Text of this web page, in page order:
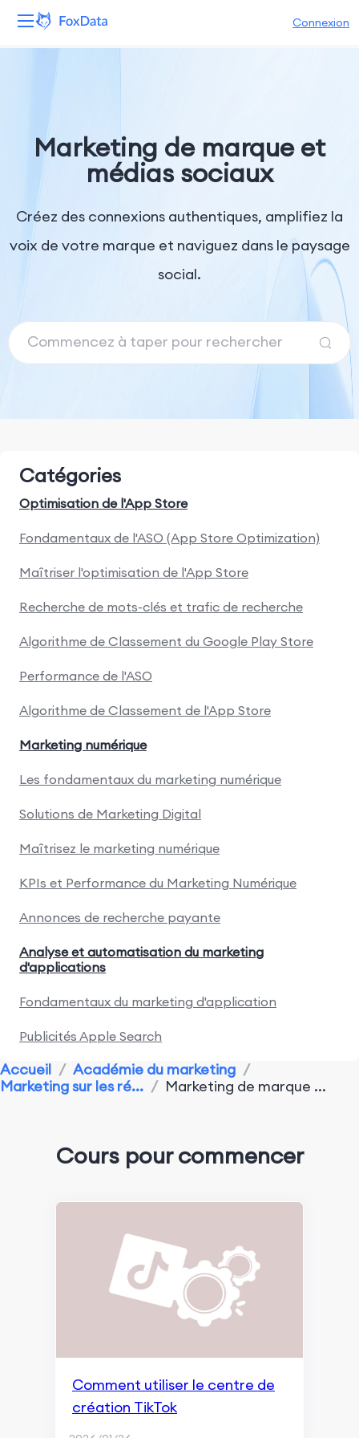
Connexion
Solutions
Marketing de marque et
médias sociaux
Créez des connexions authentiques, amplifiez la
voix de votre marque et naviguez dans le paysage
social.
Catégories
Optimisation de l'App Store
Fondamentaux de l'ASO (App Store Optimization)
Maîtriser l'optimisation de l'App Store
Recherche de mots-clés et trafic de recherche
Algorithme de Classement du Google Play Store
Performance de l'ASO
Algorithme de Classement de l'App Store
Marketing numérique
Les fondamentaux du marketing numérique
Solutions de Marketing Digital
Maîtrisez le marketing numérique
KPIs et Performance du Marketing Numérique
Annonces de recherche payante
Analyse et automatisation du marketing
d'applications
Fondamentaux du marketing d'application
Publicités Apple Search
Recherche marketing et concurrence
Aperçu de Google SGE
Recherche et indexation
Marketing de contenu et expérience utilisateur
Classement et apparence dans les recherches
Fondamentaux du référencement (SEO)
Marketing de contenu
Accueil / Académie du marketing /
Marketing sur les ré... / Marketing de marque ...
Cours pour commencer
Comment utiliser le centre de
création TikTok